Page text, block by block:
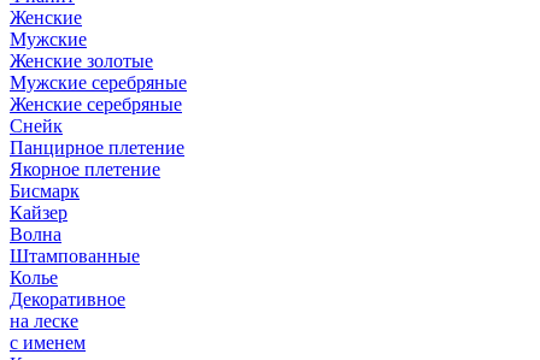
Женские
Мужские
Женские золотые
Мужские серебряные
Женские серебряные
Снейк
Панцирное плетение
Якорное плетение
Бисмарк
Кайзер
Волна
Штампованные
Колье
Декоративное
на леске
с именем